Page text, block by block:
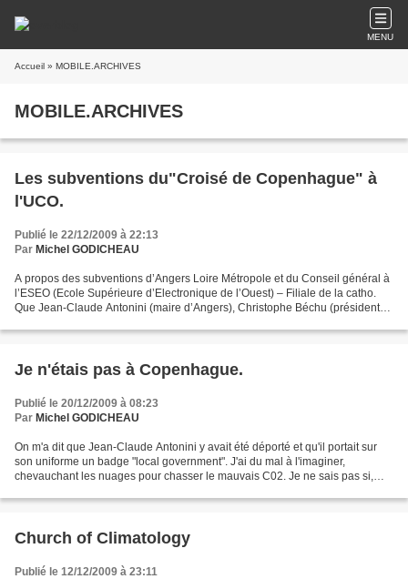
MENU
Accueil » MOBILE.ARCHIVES
MOBILE.ARCHIVES
Les subventions du"Croisé de Copenhague" à
l'UCO.
Publié le 22/12/2009 à 22:13
Par Michel GODICHEAU
A propos des subventions d’Angers Loire Métropole et du Conseil général à
l’ESEO (Ecole Supérieure d’Electronique de l’Ouest) – Filiale de la catho.
Que Jean-Claude Antonini (maire d’Angers), Christophe Béchu (président
Je n'étais pas à Copenhague.
Publié le 20/12/2009 à 08:23
Par Michel GODICHEAU
On m'a dit que Jean-Claude Antonini y avait été déporté et qu'il portait sur
son uniforme un badge "local government". J'ai du mal à l'imaginer,
chevauchant les nuages pour chasser le mauvais C02. Je ne sais pas si,
Church of Climatology
Publié le 12/12/2009 à 23:11